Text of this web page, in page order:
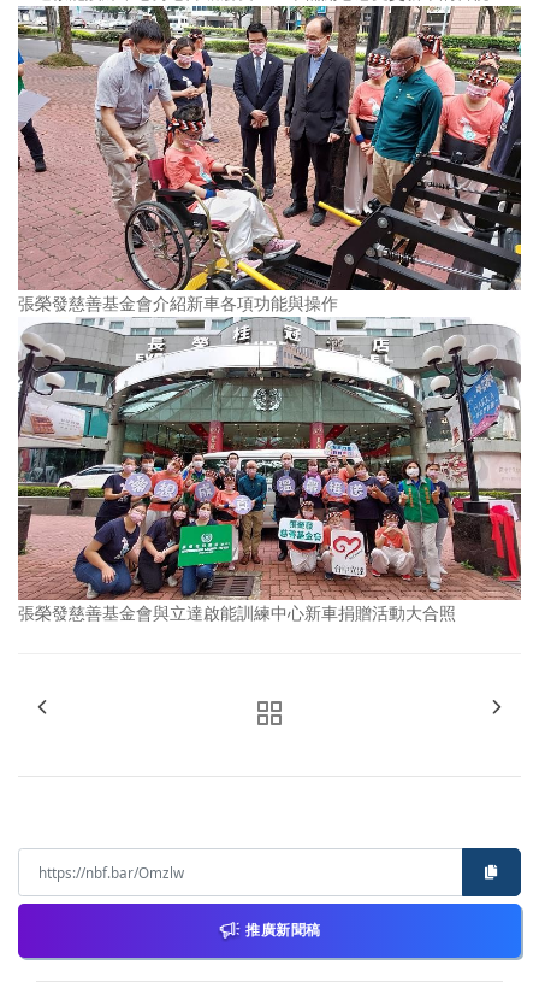
張榮發慈善基金會介紹新車各項功能與操作
張榮發慈善基金會與立達啟能訓練中心新車捐贈活動大合照
推廣新聞稿